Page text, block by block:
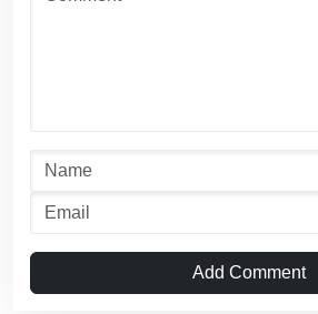
Add Comment